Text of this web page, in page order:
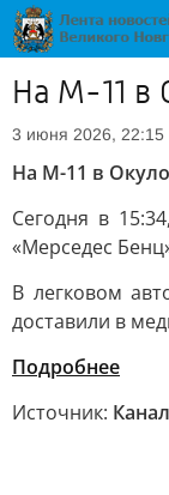
На М-11 в
3 июня 2026, 22:15
На М-11 в
Сегодня в
«Мерседес
В легковом
доставили в
Подробнее
Источник: